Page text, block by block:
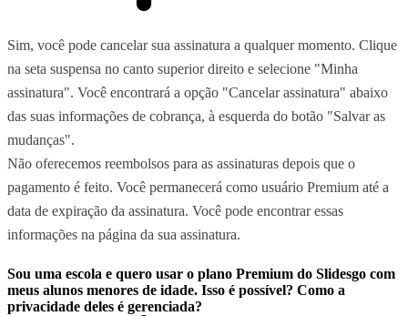
Sim, você pode cancelar sua assinatura a qualquer momento. Clique
na seta suspensa no canto superior direito e selecione "Minha
assinatura". Você encontrará a opção "Cancelar assinatura" abaixo
das suas informações de cobrança, à esquerda do botão "Salvar as
mudanças".
Não oferecemos reembolsos para as assinaturas depois que o
pagamento é feito. Você permanecerá como usuário Premium até a
data de expiração da assinatura. Você pode encontrar essas
informações na página da sua assinatura.
Sou uma escola e quero usar o plano Premium do Slidesgo com
meus alunos menores de idade. Isso é possível? Como a
privacidade deles é gerenciada?